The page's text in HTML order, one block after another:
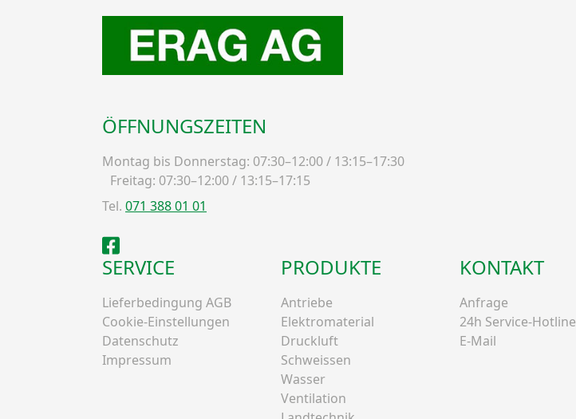
ÖFFNUNGSZEITEN
Montag bis Donnerstag: 07:30–12:00 / 13:15–17:30
Freitag: 07:30–12:00 / 13:15–17:15
Tel. 071 388 01 01
Facebook
SERVICE
Lieferbedingung AGB
Cookie-Einstellungen
Datenschutz
Impressum
PRODUKTE
Antriebe
Elektromaterial
Druckluft
Schweissen
Wasser
Ventilation
KONTAKT
Anfrage
24h Service-Hotline
E-Mail